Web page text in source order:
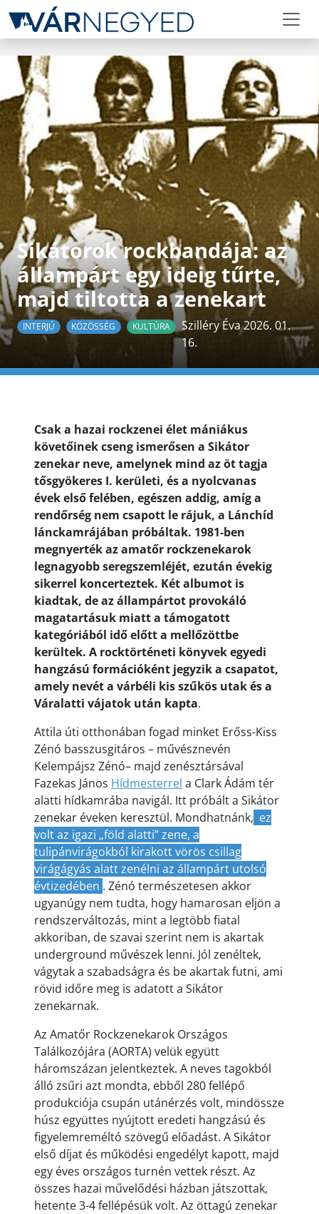
Sikátorok rockbandája: az
állampárt egy ideig tűrte,
majd tiltotta a zenekart
INTERJÚ KÖZÖSSÉG KULTÚRA
Szilléry Éva 2026. 01.
16.
Csak a hazai rockzenei élet mániákus
követőinek cseng ismerősen a Sikátor
zenekar neve, amelynek mind az öt tagja
tősgyökeres I. kerületi, és a nyolcvanas
évek első felében, egészen addig, amíg a
rendőrség nem csapott le rájuk, a Lánchíd
lánckamrájában próbáltak. 1981-ben
megnyerték az amatőr rockzenekarok
legnagyobb seregszemléjét, ezután évekig
sikerrel koncerteztek. Két albumot is
kiadtak, de az állampártot provokáló
magatartásuk miatt a támogatott
kategóriából idő előtt a mellőzöttbe
kerültek. A rocktörténeti könyvek egyedi
hangzású formációként jegyzik a csapatot,
amely nevét a várbéli kis szűkös utak és a
Váralatti vájatok után kapta.
Attila úti otthonában fogad minket Erőss-Kiss
Zénó basszusgitáros – művésznevén
Kelempájsz Zénó– majd zenésztársával
Fazekas János Hídmesterrel a Clark Ádám tér
alatti hídkamrába navigál. Itt próbált a Sikátor
zenekar éveken keresztül. Mondhatnánk, ez
volt az igazi „föld alatti” zene, a
tulipánvirágokból kirakott vörös csillag
virágágyás alatt zenélni az állampárt utolsó
évtizedében . Zénó természetesen akkor
ugyanúgy nem tudta, hogy hamarosan eljön a
rendszerváltozás, mint a legtöbb fiatal
akkoriban, de szavai szerint nem is akartak
underground művészek lenni. Jól zenéltek,
vágytak a szabadságra és be akartak futni, ami
rövid időre meg is adatott a Sikátor
zenekarnak.
Az Amatőr Rockzenekarok Országos
Találkozójára (AORTA) velük együtt
háromszázan jelentkeztek. A neves tagokból
álló zsűri azt mondta, ebből 280 fellépő
produkciója csupán utánérzés volt, mindössze
húsz együttes nyújtott eredeti hangzású és
figyelemreméltó szövegű előadást. A Sikátor
első díjat és működési engedélyt kapott, majd
egy éves országos turnén vettek részt. Az
összes hazai művelődési házban játszottak,
hetente 3-4 fellépésük volt. Az öttagú zenekar